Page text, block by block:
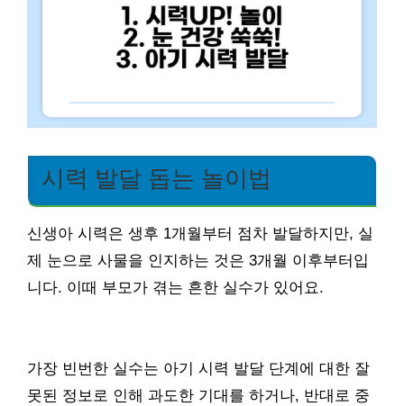
시력 발달 돕는 놀이법
신생아 시력은 생후 1개월부터 점차 발달하지만, 실
제 눈으로 사물을 인지하는 것은 3개월 이후부터입
니다. 이때 부모가 겪는 흔한 실수가 있어요.
가장 빈번한 실수는 아기 시력 발달 단계에 대한 잘
못된 정보로 인해 과도한 기대를 하거나, 반대로 중